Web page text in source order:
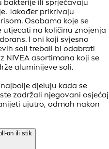
bakterije ili sprječavaju
Također prikrivaju
Osobama koje se
utjecati na količinu znojenja
I oni koji svjesno
soli trebali bi odabrati
NIVEA asortimana koji se
aluminijeve soli.
djeluju kada se
zadržali njegovani osjećaj
ujutro, odmah nakon
on ili stik